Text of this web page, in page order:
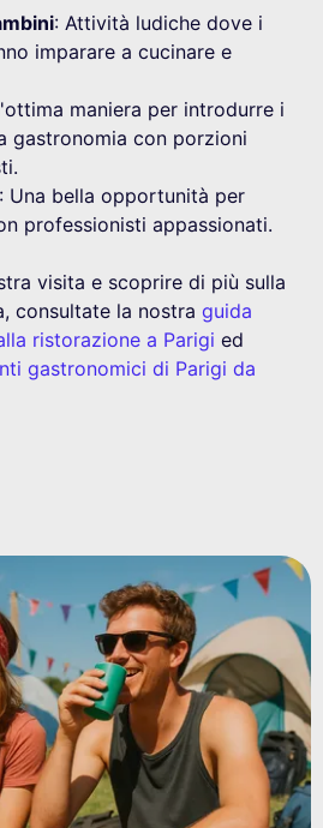
: Attività ludiche dove i
imparare a cucinare e
maniera per introdurre i
gastronomia con porzioni
: Una bella opportunità per
professionisti appassionati.
visita e scoprire di più sulla
consultate la nostra guida
ristorazione a Parigi ed
gastronomici di Parigi da